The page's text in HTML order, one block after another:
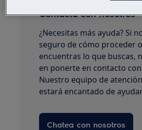
Contacta con nosotros
¿Necesitas más ayuda? Si
seguro de cómo proceder
encuentras lo que buscas,
en ponerte en contacto
Nuestro equipo de
estará encantado de
Chatea con nosotros